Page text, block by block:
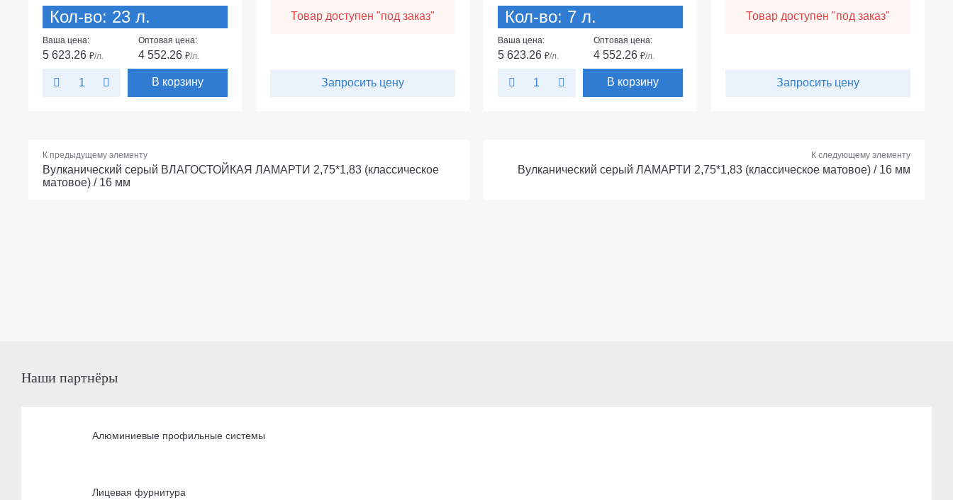
Кол-во: 23 л.
Ваша цена:
5 623.26 ₽/л.
Оптовая цена:
4 552.26₽/л.
В корзину
Товар доступен "под заказ"
Запросить цену
Кол-во: 7 л.
Ваша цена:
5 623.26 ₽/л.
Оптовая цена:
4 552.26₽/л.
В корзину
Товар доступен "под заказ"
Запросить цену
К предыдущему элементу
Вулканический серый ВЛАГОСТОЙКАЯ ЛАМАРТИ 2,75*1,83 (классическое
матовое) / 16 мм
К следующему элементу
Вулканический серый ЛАМАРТИ 2,75*1,83 (классическое матовое) / 16 мм
Наши партнёры
Алюминиевые профильные системы
Лицевая фурнитура